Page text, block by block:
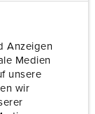
Anzeigen
Medien
unsere
wir
terminals